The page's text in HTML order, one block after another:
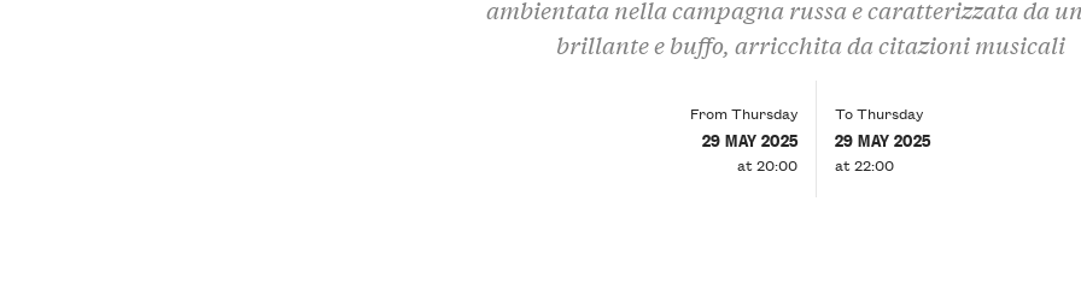
ambientata nella campagna russa e caratterizzata da
brillante e buffo, arricchita da citazioni musicali
From Thursday
29 MAY 2025
at 20:00
To Thursday
29 MAY 2025
at 22:00